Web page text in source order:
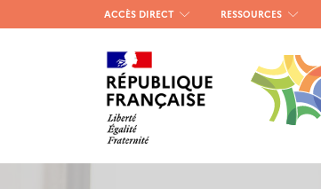
Menu
haut
gauche
ACCÈS DIRECT RESSOURCES